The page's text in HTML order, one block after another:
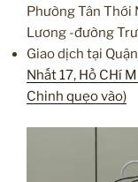
Phường Tân Thới
Lương -đường
Giao dịch tại
Nhất 17, Hồ CHí
Chinh quẹo vào)